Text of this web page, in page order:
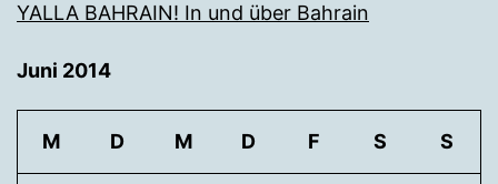
YALLA BAHRAIN! In und über Bahrain
Juni 2014
M D M D F S S